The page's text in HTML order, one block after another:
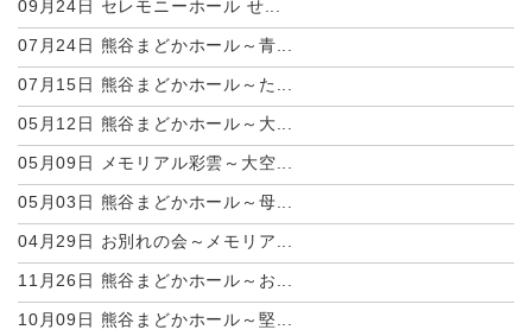
09月24日 セレモニーホール せ...
07月24日 熊谷まどかホール～青...
07月15日 熊谷まどかホール～た...
05月12日 熊谷まどかホール～大...
05月09日 メモリアル彩雲～大空...
05月03日 熊谷まどかホール～母...
04月29日 お別れの会～メモリア...
11月26日 熊谷まどかホール～お...
10月09日 熊谷まどかホール～堅...